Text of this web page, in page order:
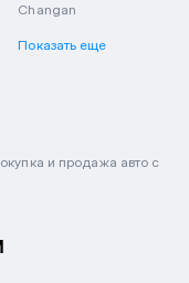
Changan
Показать еще
и продажа авто с